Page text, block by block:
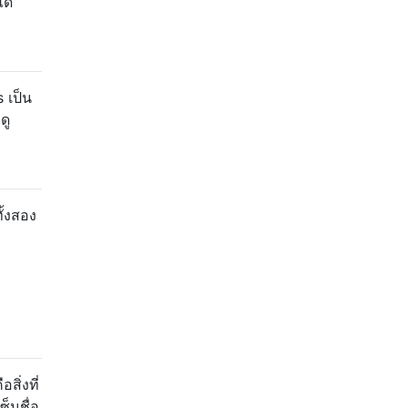
เป็น
สอง
สิ่งที่